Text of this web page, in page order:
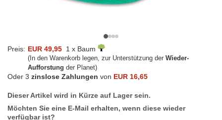
Preis: EUR 49,95 1 x Baum
(In den Warenkorb legen, zur Unterstützung der Wieder-
Aufforstung der Planet)
Oder 3 zinslose Zahlungen von EUR 16,65
Dieser Artikel wird in Kürze auf Lager sein.
Möchten Sie eine E-Mail erhalten, wenn diese wieder
verfügbar ist?